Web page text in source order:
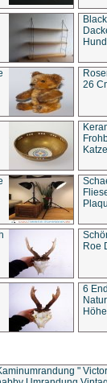
26
Roe
6
"